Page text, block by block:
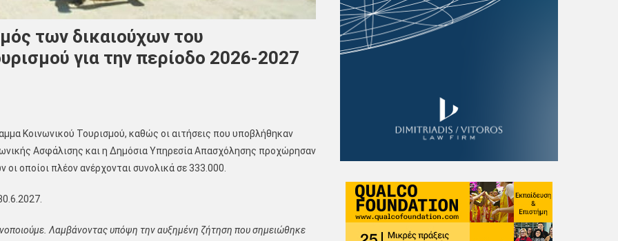
των δικαιούχων του
για την περίοδο 2026-2027
Κοινωνικού Τουρισμού, καθώς οι αιτήσεις που υποβλήθηκαν
Ασφάλισης και η Δημόσια Υπηρεσία Απασχόλησης προχώρησαν
οποίοι πλέον ανέρχονται συνολικά σε 333.000.
Λαμβάνοντας υπόψη την αυξημένη ζήτηση που σημειώθηκε